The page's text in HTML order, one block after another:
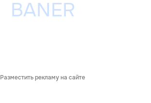
Разместить рекламу на сайте